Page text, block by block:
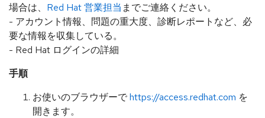
場合は、 Red Hat 営業担当 までご連絡ください。
- アカウント情報、問題の重大度、診断レポートなど、必
要な情報を収集している。
- Red Hat ログインの詳細
手順
お使いのブラウザーでhttps://access.redhat.com を
開きます。